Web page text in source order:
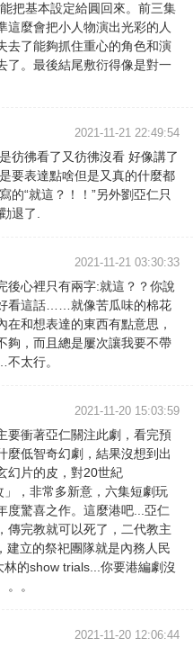
把基本設定給圓回來。前三集
這麼會把小人物演出光彩的人
去了能夠抓住重心的角色和演
了。最後結尾敷衍得像是對一
2021-11-21 22:49:54
彷彿看了又彷彿沒看 好像講了
要表達點啥但是又真的什麼都
的“就這？！！”另外劉亞仁只
退了.
2021-11-21 03:30:33
後心裡只有兩字:就這？？你說
看這話……就像苦瓜味的棉花
和想表達的東西有點意思，
夠，而且總是屢次讓我要不帶
太行。
2021-11-20 15:03:59
要衝著亞仁關注此劇，看完預
麼低智奇幻劇，結果沒想到出
幻片的皮，對20世紀
，非常多新意，六集短劇玩
度驚喜之作。這麼港吧...亞仁
傳完教就可以死了，二代教主
建立的祭祀團隊就是內務人民
林的show trials...你要港編劇沒
。
2021-11-20 12:06:44